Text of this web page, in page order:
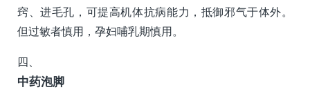
窍、进毛孔，可提高机体抗病能力，抵御邪气于体外。
但过敏者慎用，孕妇哺乳期慎用。
四、
中药泡脚